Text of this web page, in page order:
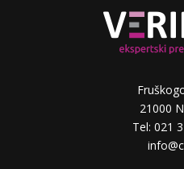
21000
Tel: 021